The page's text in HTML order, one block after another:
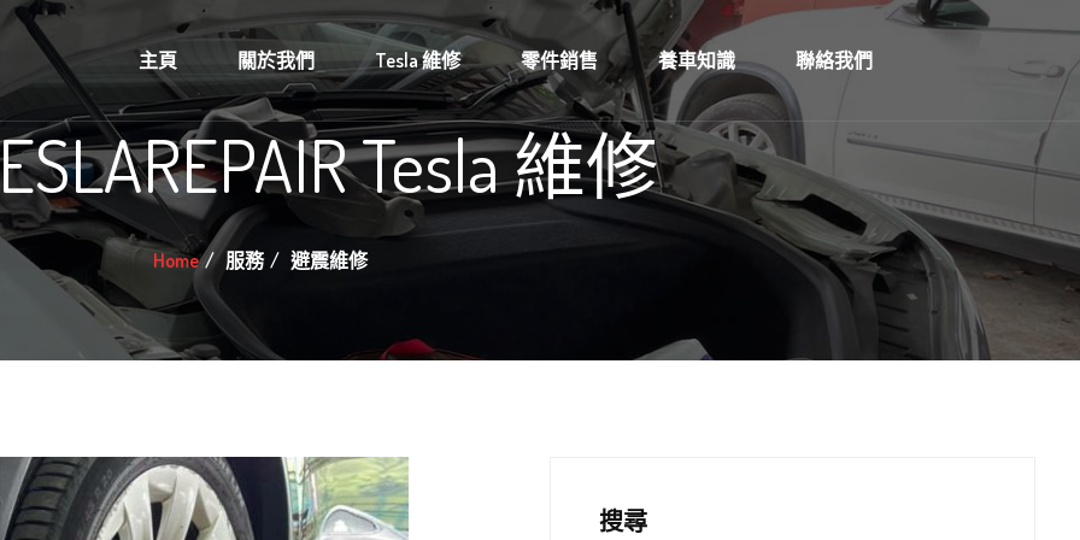
主頁 關於我們 Tesla 維修 零件銷售 養車知識 聯絡我們
Tesla 維修
Home 服務 避震維修
搜尋